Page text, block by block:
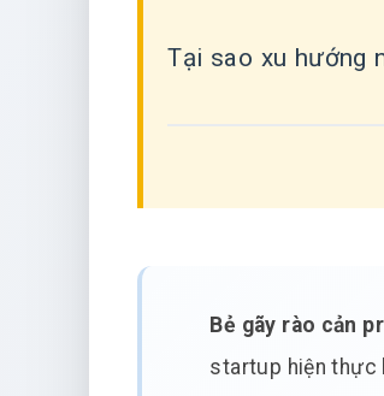
Tại sao xu hướng
Bẻ gãy rào cản
startup hiện thực